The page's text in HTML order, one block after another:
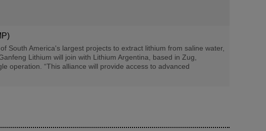
South America's largest projects to extract lithium from saline water,
Lithium will join with Lithium Argentina, based in Zug,
operation. “This alliance will provide access to advanced